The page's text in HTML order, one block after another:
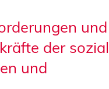
und
der
und